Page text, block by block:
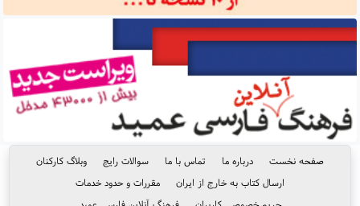
صفحه نخست درباره ما تماس با ما سوالات رایج
وبلاگ کارکنان
ارسال کتاب به خارج از ایران
مقررات و حدود خدمات